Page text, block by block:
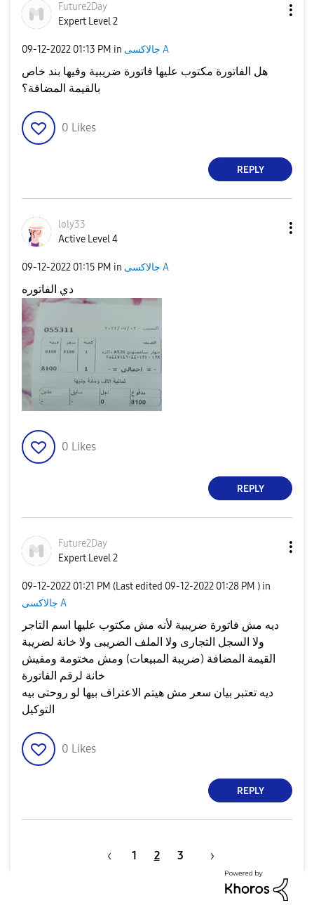
Future2Day
Expert Level 2
‎09-12-2022 01:13 PM in جالاكسى A
هل الفاتورة مكتوب عليها فاتورة ضريبية وفيها بند خاص
بالقيمة المضافة؟
0 Likes
REPLY
loly33
Active Level 4
‎09-12-2022 01:15 PM in جالاكسى A
دي الفاتوره
0 Likes
REPLY
Future2Day
Expert Level 2
‎09-12-2022 01:21 PM (Last edited ‎09-12-2022 01:28 PM ) in
جالاكسى A
ديه مش فاتورة ضريبية لأنه مش مكتوب عليها اسم التاجر
ولا السجل التجارى ولا الملف الضريبى ولا خانة لضريبة
القيمة المضافة (ضريبة المبيعات) ومش مختومة ومفيش
خانة لرقم الفاتورة
ديه تعتبر بيان سعر مش هيتم الاعتراف بيها لو روحتى بيه
التوكيل
0 Likes
REPLY
1 2 3